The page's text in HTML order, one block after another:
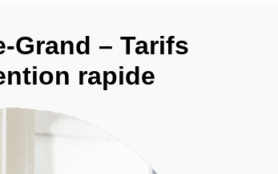
Grand – Tarifs
rapide